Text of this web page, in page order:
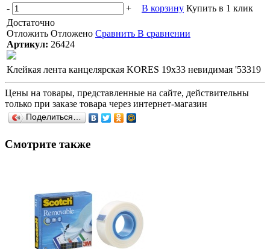
- + В корзину Купить в 1 клик
Достаточно
Отложить Отложено Сравнить В сравнении
Артикул: 26424
Клейкая лента канцелярская KORES 19х33 невидимая '53319
Цены на товары, представленные на сайте, действительны
только при заказе товара через интернет-магазин
Поделиться…
Смотрите также